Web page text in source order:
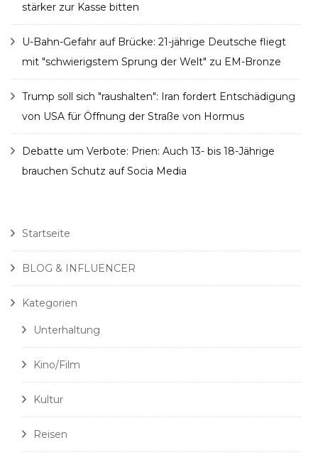
stärker zur Kasse bitten
U-Bahn-Gefahr auf Brücke: 21-jährige Deutsche fliegt
mit "schwierigstem Sprung der Welt" zu EM-Bronze
Trump soll sich "raushalten": Iran fordert Entschädigung
von USA für Öffnung der Straße von Hormus
Debatte um Verbote: Prien: Auch 13- bis 18-Jährige
brauchen Schutz auf Socia Media
Startseite
BLOG & INFLUENCER
Kategorien
Unterhaltung
Kino/Film
Kultur
Reisen